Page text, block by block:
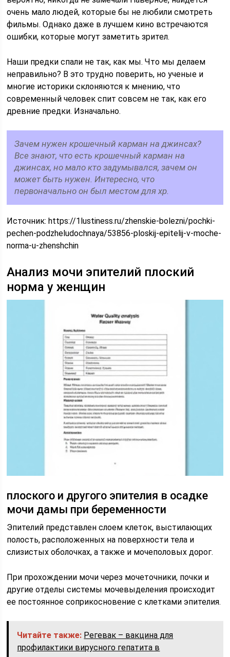
очень мало людей, которые бы не любили смотреть
фильмы. Однако даже в лучшем кино встречаются
ошибки, которые могут заметить зрител.
Наши предки спали не так, как мы. Что мы делаем
неправильно? В это трудно поверить, но ученые и
многие историки склоняются к мнению, что
современный человек спит совсем не так, как его
древние предки. Изначально.
Зачем нужен крошечный карман на джинсах?
Все знают, что есть крошечный карман на
джинсах, но мало кто задумывался, зачем он
может быть нужен. Интересно, что
первоначально он был местом для хр.
Источник:https://1lustiness.ru/zhenskie-bolezni/pochki-
pechen-podzheludochnaya/53856-ploskij-epitelij-v-moche-
norma-u-zhenshchin
Анализ мочи эпителий плоский
норма у женщин
плоского и другого эпителия в осадке
мочи дамы при беременности
Эпителий представлен слоем клеток, выстилающих
полость, расположенных на поверхности тела и
слизистых оболочках, а также и мочеполовых дорог.
При прохождении мочи через мочеточники, почки и
другие отделы системы мочевыделения происходит
ее постоянное соприкосновение с клетками эпителия.
Читайте также: Регевак – вакцина для
профилактики вирусного гепатита в